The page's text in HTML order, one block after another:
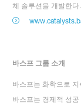
체 솔루션을 개발한
바스프 그룹 소개
바스프는 화학으로
바스프는 경제적 성